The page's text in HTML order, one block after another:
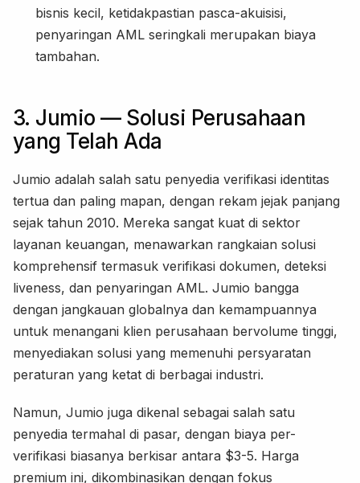
bisnis kecil, ketidakpastian pasca-akuisisi,
penyaringan AML seringkali merupakan biaya
tambahan.
3. Jumio — Solusi Perusahaan
yang Telah Ada
Jumio adalah salah satu penyedia verifikasi identitas
tertua dan paling mapan, dengan rekam jejak panjang
sejak tahun 2010. Mereka sangat kuat di sektor
layanan keuangan, menawarkan rangkaian solusi
komprehensif termasuk verifikasi dokumen, deteksi
liveness, dan penyaringan AML. Jumio bangga
dengan jangkauan globalnya dan kemampuannya
untuk menangani klien perusahaan bervolume tinggi,
menyediakan solusi yang memenuhi persyaratan
peraturan yang ketat di berbagai industri.
Namun, Jumio juga dikenal sebagai salah satu
penyedia termahal di pasar, dengan biaya per-
verifikasi biasanya berkisar antara $3-5. Harga
premium ini, dikombinasikan dengan fokus